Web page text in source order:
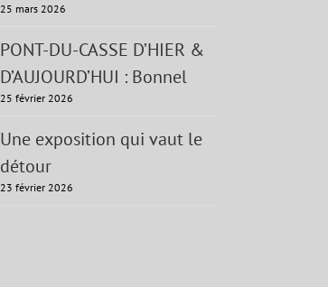
25 mars 2026
PONT-DU-CASSE D’HIER &
D’AUJOURD’HUI : Bonnel
25 février 2026
Une exposition qui vaut le
détour
23 février 2026